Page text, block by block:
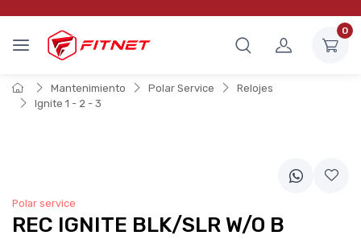
0
Mantenimiento Polar Service
Relojes
Ignite 1 - 2 - 3
Polar service
REC IGNITE BLK/SLR W/O B